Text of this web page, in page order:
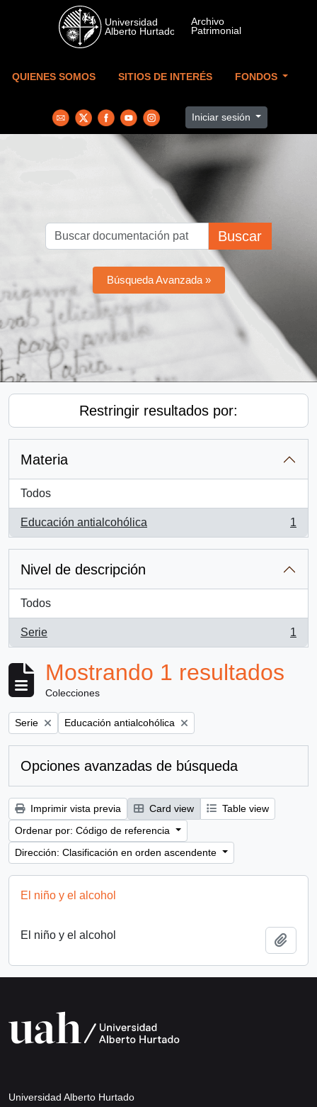
Skip to main content
QUIENES SOMOS SITIOS DE INTERÉS FONDOS
Iniciar sesión
Buscar
Búsqueda Avanzada »
Restringir resultados por:
Materia
Todos
Educación antialcohólica
, 1 resultados
1
Nivel de descripción
Todos
Serie
, 1 resultados
1
Mostrando 1 resultados
Colecciones
Remove filter:
Serie Remove filter:
Educación antialcohólica
Opciones avanzadas de búsqueda
Imprimir vista previa Card view
Table view
Ordenar por: Código de referencia
Dirección: Clasificación en orden ascendente
El niño y el alcohol
El niño y el alcohol
Universidad Alberto Hurtado